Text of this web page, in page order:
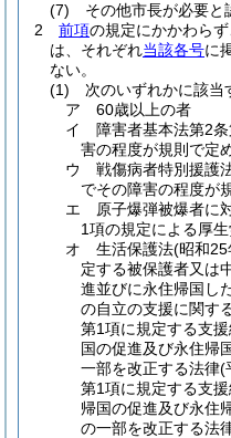
(7)
その他市長が必要と
2
前項の規定にかかわらず
は、それぞれ当該各号に
ない。
(1)
次のいずれかに該
ア
60歳以上の者
イ
障害者基本法第2
害の程度が規則で定
ウ
戦傷病者特別援護
でその障害の程度が
エ
原子爆弾被爆者に
1項の規定による厚
オ
生活保護法(昭和25
定する被保護者又は
進並びに永住帰国し
の自立の支援に関す
第1項に規定する支
国の促進及び永住帰
一部を改正する法律(
第1項に規定する支
帰国の促進及び永住
の一部を改正する法